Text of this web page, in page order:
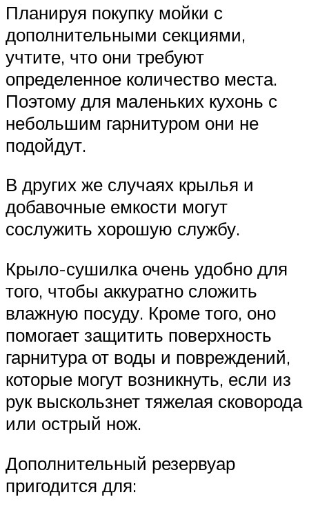
Планируя покупку мойки с
дополнительными секциями,
учтите, что они требуют
определенное количество места.
Поэтому для маленьких кухонь с
небольшим гарнитуром они не
подойдут.
В других же случаях крылья и
добавочные емкости могут
сослужить хорошую службу.
Крыло-сушилка очень удобно для
того, чтобы аккуратно сложить
влажную посуду. Кроме того, оно
помогает защитить поверхность
гарнитура от воды и повреждений,
которые могут возникнуть, если из
рук выскользнет тяжелая сковорода
или острый нож.
Дополнительный резервуар
пригодится для: